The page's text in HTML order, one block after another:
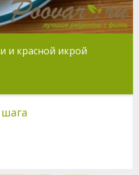
и красной икрой
шага